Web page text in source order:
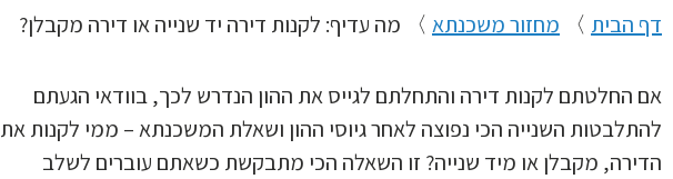
דף הבית 〉 מחזור משכנתא 〉 מה עדיף: לקנות דירה יד שנייה או דירה מקבלן?
אם החלטתם לקנות דירה והתחלתם לגייס את ההון הנדרש לכך, בוודאי הגעתם
להתלבטות השנייה הכי נפוצה לאחר גיוסי ההון ושאלת המשכנתא – ממי לקנות את
הדירה, מקבלן או מיד שנייה? זו השאלה הכי מתבקשת כשאתם עוברים לשלב